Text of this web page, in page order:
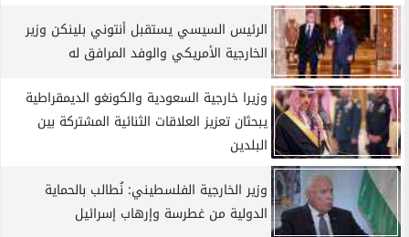
الرئيس السيسي يستقبل أنتوني بلينكن وزير
الخارجية الأمريكي والوفد المرافق له
وزيرا خارجية السعودية والكونغو الديمقراطية
يبحثان تعزيز العلاقات الثنائية المشتركة بين
البلدين
وزير الخارجية الفلسطيني: نُطالب بالحماية
الدولية من غطرسة وإرهاب إسرائيل